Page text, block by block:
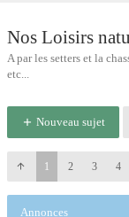
Nos Loisirs
A par les setters et la
etc...
Nouveau sujet
1 2 3 4
Annonces